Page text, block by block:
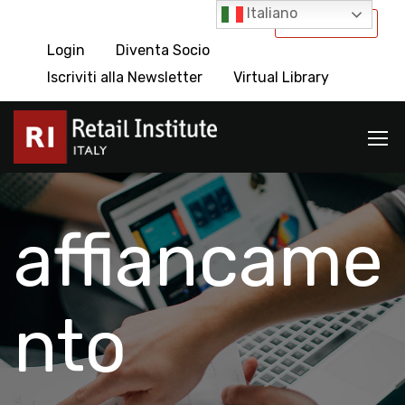
International
Login
Diventa Socio
Iscriviti alla Newsletter
Virtual Library
affiancame
nto
Italiano